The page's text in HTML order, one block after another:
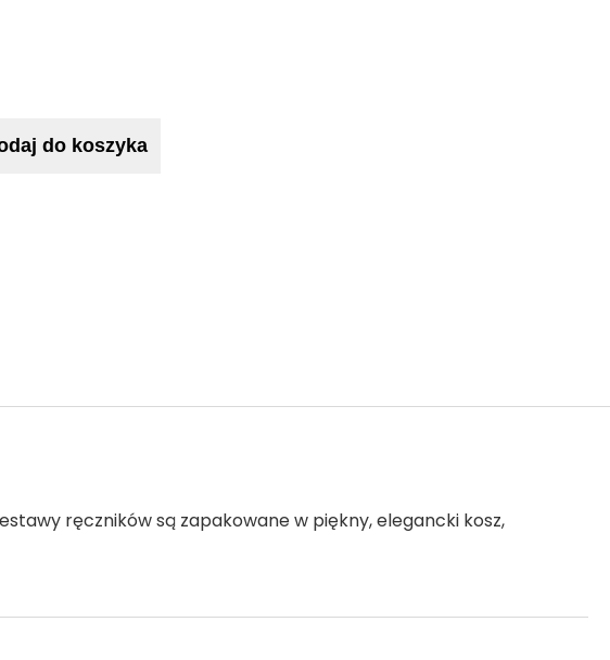
do koszyka
ręczników są zapakowane w piękny, elegancki kosz,